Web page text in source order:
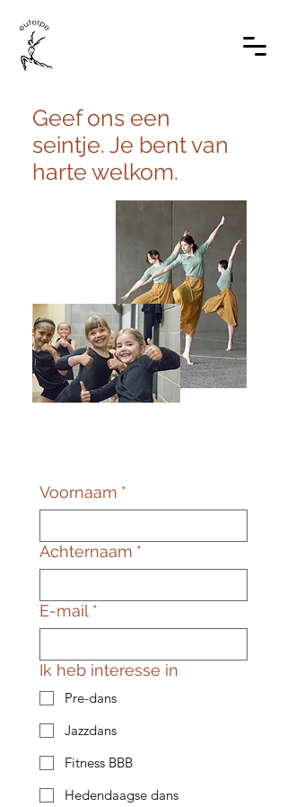
Geef ons een
seintje. Je bent van
harte welkom.
Voornaam *
Achternaam *
E-mail *
Ik heb interesse in
Pre-dans
Jazzdans
Fitness BBB
Hedendaagse dans